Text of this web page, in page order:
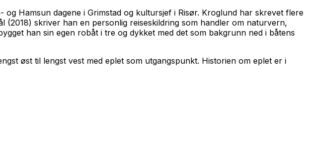
Hamsun dagene i Grimstad og kultursjef i Risør. Kroglund har skrevet flere
skriver han en personlig reiseskildring som handler om naturvern,
han sin egen robåt i tre og dykket med det som bakgrunn ned i båtens
øst til lengst vest med eplet som utgangspunkt. Historien om eplet er i